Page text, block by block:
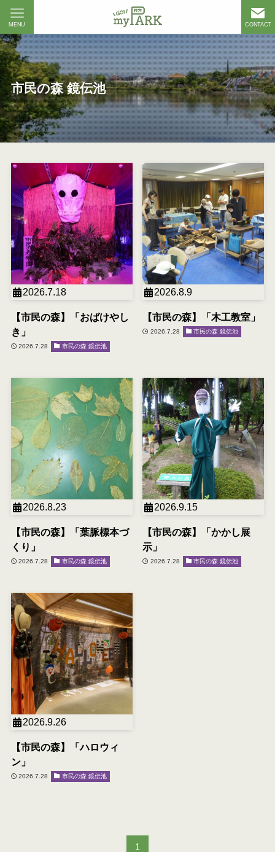
CONTACT
MENU
市民の森 鏡伝池
2026.7.18
【市民の森】「おばけやし
き」
2026.7.28 市民の森 鏡伝池
2026.8.9
【市民の森】「木工教室」
2026.7.28 市民の森 鏡伝池
2026.8.23
【市民の森】「葉脈標本づ
くり」
2026.7.28 市民の森 鏡伝池
2026.9.15
【市民の森】「かかし展
示」
2026.7.28 市民の森 鏡伝池
2026.9.26
【市民の森】「ハロウィ
ン」
2026.7.28 市民の森 鏡伝池
1